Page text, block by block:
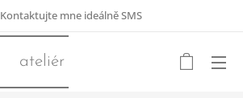
Kontaktujte mne ideálně SMS
ateliér